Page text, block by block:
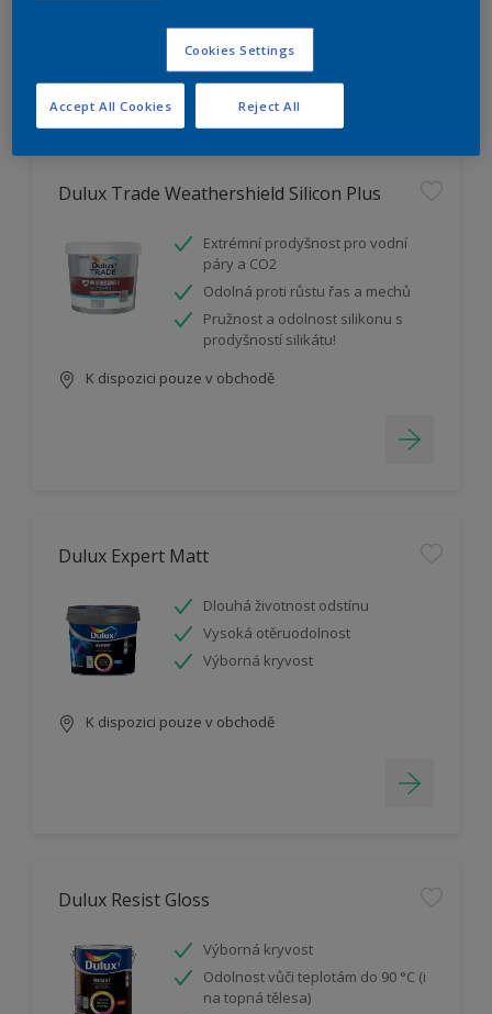
Dulux Trade Weathershield Silicon Plus
Extrémní prodyšnost pro vodní
páry a CO2
Odolná proti růstu řas a mechů
Pružnost a odolnost silikonu s
prodyšností silikátu!
K dispozici pouze v obchodě
Dulux Expert Matt
Dlouhá životnost odstínu
Vysoká otěruodolnost
Výborná kryvost
K dispozici pouze v obchodě
Dulux Resist Gloss
Výborná kryvost
Odolnost vůči teplotám do 90 °C (i
na topná tělesa)
Cookies Settings
Reject All
Accept All Cookies